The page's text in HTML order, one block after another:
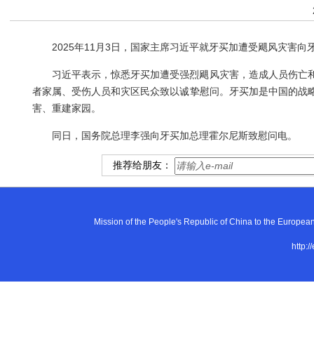
2025年11月3日，国家主席习近平就牙买加遭受飓风灾害向
习近平表示，惊悉牙买加遭受强烈飓风灾害，造成人员伤
者家属、受伤人员和灾区民众致以诚挚慰问。牙买加是中国的
害、重建家园。
同日，国务院总理李强向牙买加总理霍尔尼斯致慰问电。
推荐给朋友：
Mission of the People's Republic of China to the